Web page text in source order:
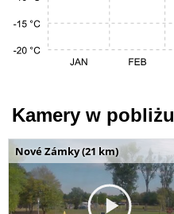
Kamery w pobliżu
Nové Zámky (21 km)